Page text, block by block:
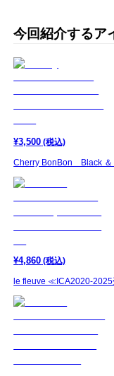
今回紹介するア
¥3,500 (税込)
Cherry BonBon Black
¥4,860 (税込)
le fleuve ≪ICA2020-